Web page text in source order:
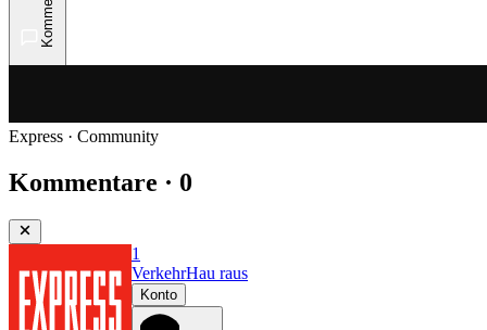
Express · Community
Kommentare · 0
1
VerkehrHau raus
Konto